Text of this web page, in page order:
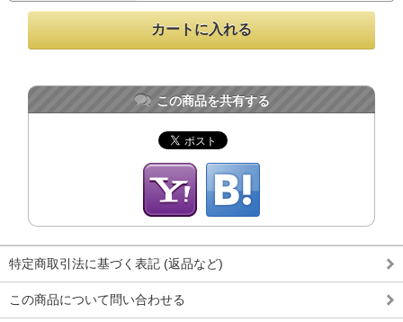
この商品を共有する
特定商取引法に基づく表記 (返品など)
この商品について問い合わせる